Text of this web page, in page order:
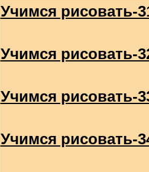
Учимся рисовать-
Учимся рисовать-
Учимся рисовать-
Учимся рисовать-